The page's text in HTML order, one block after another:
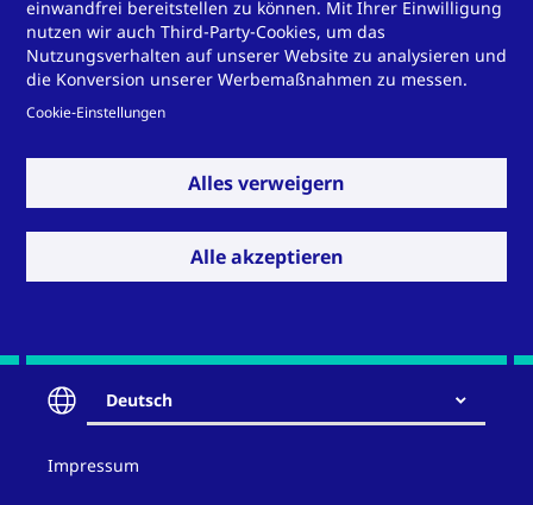
Herausforderung für uns?
einwandfrei bereitstellen zu können. Mit Ihrer Einwilligung
nutzen wir auch Third-Party-Cookies, um das
Nutzungsverhalten auf unserer Website zu analysieren und
die Konversion unserer Werbemaßnahmen zu messen.
Cookie-Einstellungen
Alles verweigern
Alle akzeptieren
Deutsch
Contact
and
Impressum